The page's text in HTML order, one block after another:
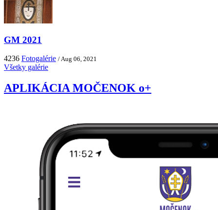
GM 2021
4236 Fotogalérie / Aug 06, 2021
Všetky galérie
APLIKÁCIA MOČENOK o+